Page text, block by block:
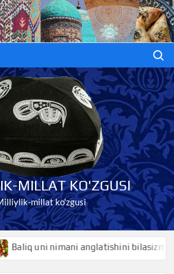
MILLAT KO'ZGUSI
millat ko'zgusi
uni nimani anglatishini bilasizmi